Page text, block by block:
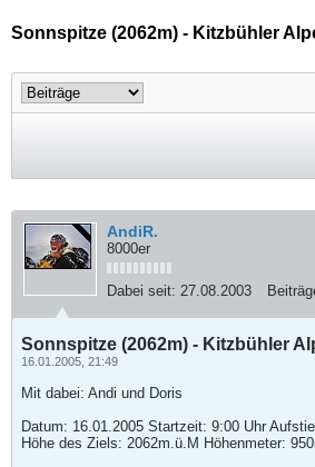
Sonnspitze (2062m) - Kitzbühler
AndiR.
8000er
Dabei seit: 27.08.2003
Sonnspitze (2062m) - Kitzbühler
16.01.2005, 21:49
Mit dabei: Andi und Doris
Datum: 16.01.2005 Startzeit: 9:00 Uhr
Höhe des Ziels: 2062m.ü.M Höhenmeter: